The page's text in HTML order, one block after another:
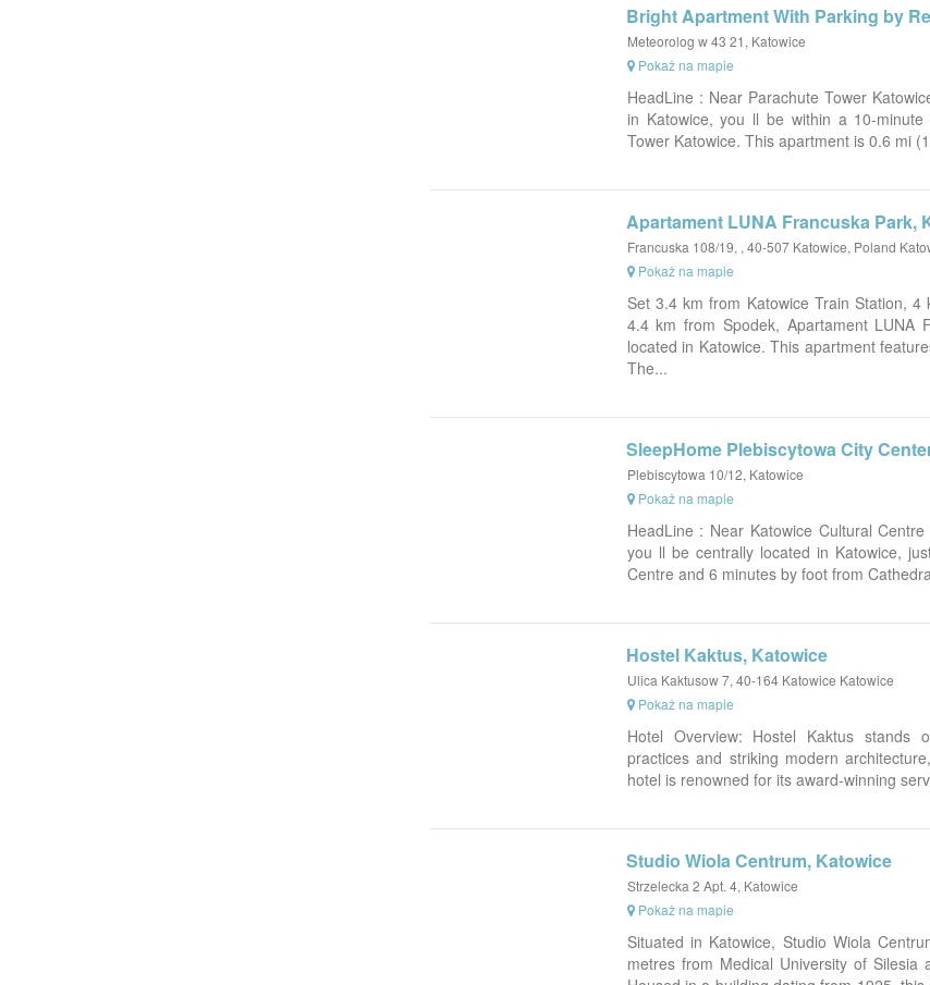
Bright Apartment With Parking by
Meteorolog w 43 21, Katowice
Pokaż na mapie
HeadLine : Near Parachute Tower
in Katowice, you ll be within a 10-
Tower Katowice. This apartment is 0.6 mi
Apartament LUNA Francuska Park,
Francuska 108/19, , 40-507 Katowice, Poland
Pokaż na mapie
Set 3.4 km from Katowice Train Station,
4.4 km from Spodek, Apartament LUNA
located in Katowice. This apartment
The...
SleepHome Plebiscytowa City
Plebiscytowa 10/12, Katowice
Pokaż na mapie
HeadLine : Near Katowice Cultural
you ll be centrally located in Katowice,
Centre and 6 minutes by foot from
Hostel Kaktus, Katowice
Ulica Kaktusow 7, 40-164 Katowice Katowice
Pokaż na mapie
Hotel Overview: Hostel Kaktus stands
practices and striking modern
hotel is renowned for its award-winning
Studio Wiola Centrum, Katowice
Strzelecka 2 Apt. 4, Katowice
Pokaż na mapie
Situated in Katowice, Studio Wiola
metres from Medical University of Silesia